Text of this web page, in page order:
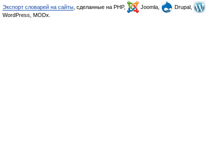
Экспорт словарей на сайты , сделанные на PHP, Joomla,
Drupal,
WordPress, MODx.